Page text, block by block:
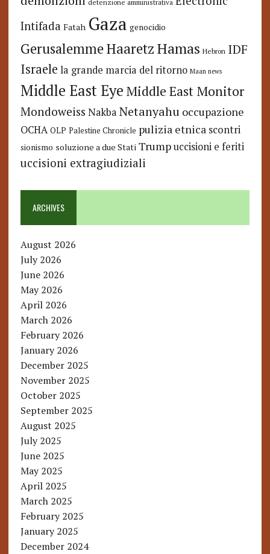
detenzione amministrativa
Intifada Fatah Gaza genocidio
GerusalemmeHaaretzHamas Hebron IDF
Israele la grande marcia del ritorno Maan news
Middle East Eye Middle East Monitor
Mondoweiss Nakba Netanyahu occupazione
OCHA OLP Palestine Chronicle pulizia etnica scontri
sionismo soluzione a due Stati Trump uccisioni e feriti
uccisioni extragiudiziali
ARCHIVES
August 2026
July 2026
June 2026
May 2026
April 2026
March 2026
February 2026
January 2026
December 2025
November 2025
October 2025
September 2025
August 2025
July 2025
June 2025
May 2025
April 2025
March 2025
February 2025
January 2025
December 2024